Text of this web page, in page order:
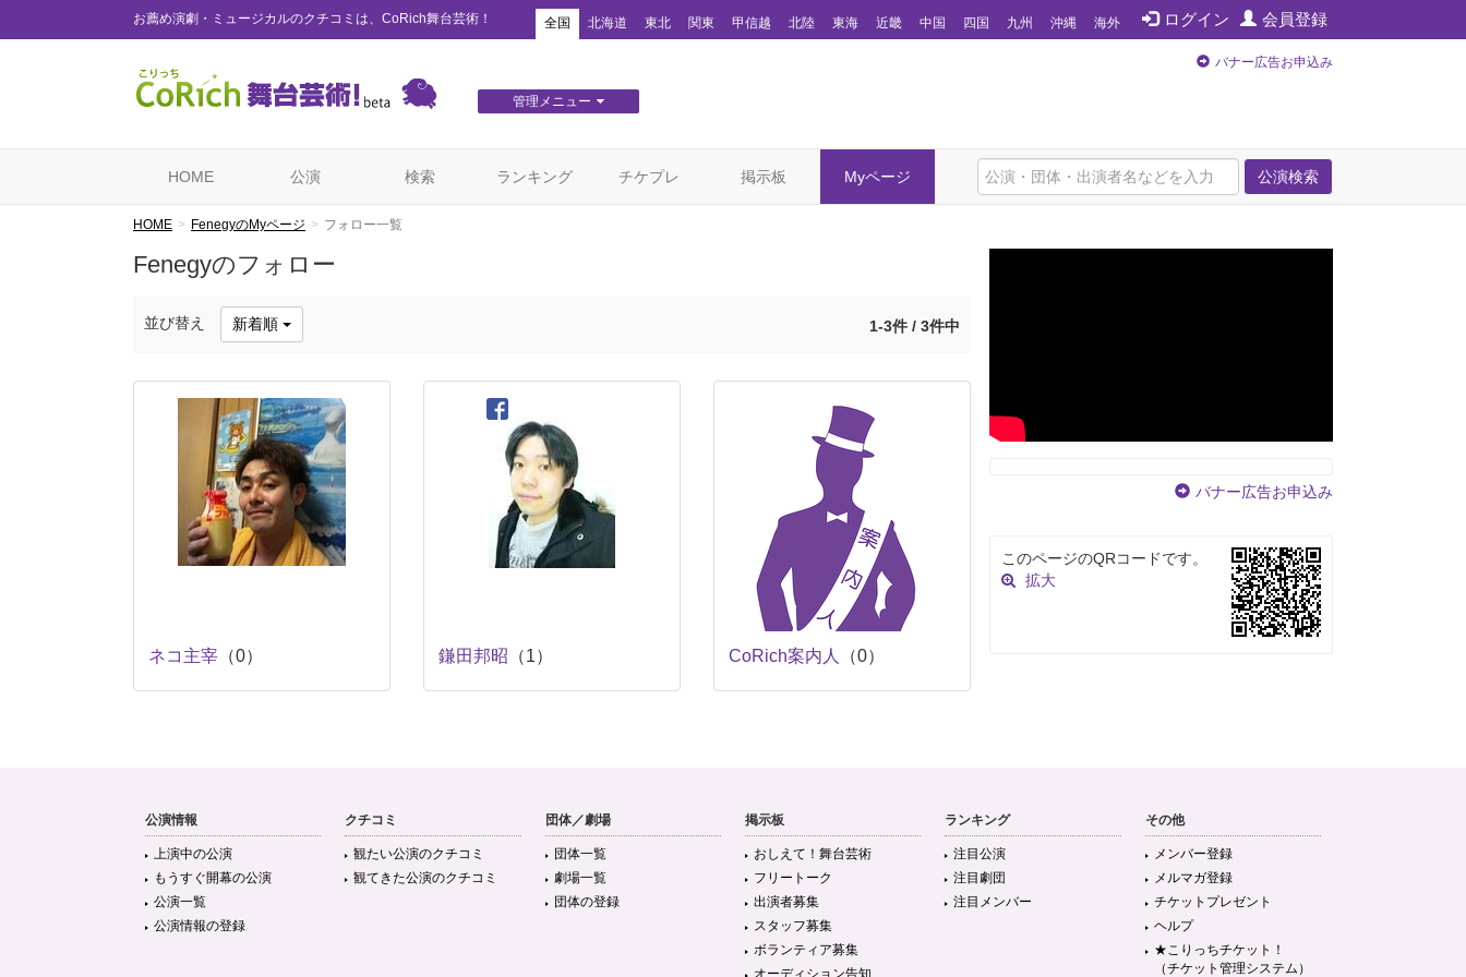
お薦め演劇・ミュージカルのクチコミは、CoRich舞台芸術！ ログイン 会員登録
全国 北海道 東北 関東 甲信越 北陸 東海 近畿 中国 四国 九州 沖縄 海外
管理メニュー
バナー広告お申込み
公演検索
HOME 公演 検索 ランキング チケプレ 掲示板 Myページ
HOME FenegyのMyページ フォロー一覧
Fenegyのフォロー
並び替え 新着順 1-3件 / 3件中
ネコ主宰 （0） 鎌田邦昭 （1） CoRich案内人 （0）
バナー広告お申込み
このページのQRコードです。
拡大
公演情報
上演中の公演
もうすぐ開幕の公演
公演一覧
公演情報の登録
クチコミ
観たい公演のクチコミ
観てきた公演のクチコミ
団体／劇場
団体一覧
劇場一覧
団体の登録
掲示板
おしえて！舞台芸術
フリートーク
出演者募集
スタッフ募集
ボランティア募集
オーディション告知
ランキング
注目公演
注目劇団
注目メンバー
その他
メンバー登録
メルマガ登録
チケットプレゼント
ヘルプ
★こりっちチケット！
（チケット管理システム）